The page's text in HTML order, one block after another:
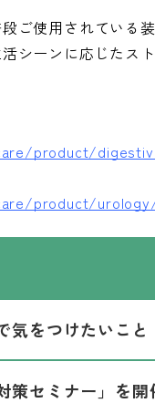
ご使用されている
シーンに応じたス
product/
product/
気をつけたいこと
策セミナー」を